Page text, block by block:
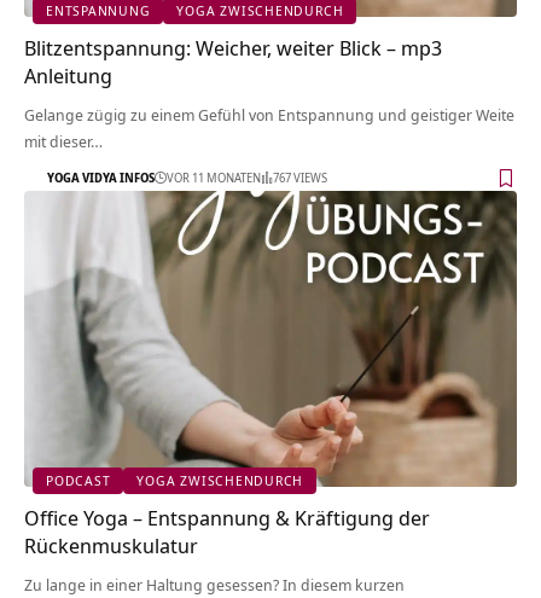
ENTSPANNUNG YOGA ZWISCHENDURCH
Blitzentspannung: Weicher, weiter Blick – mp3
Anleitung
Gelange zügig zu einem Gefühl von Entspannung und geistiger Weite
mit dieser…
YOGA VIDYA INFOS VOR 11 MONATEN 767 VIEWS
PODCAST YOGA ZWISCHENDURCH
Office Yoga – Entspannung & Kräftigung der
Rückenmuskulatur
Zu lange in einer Haltung gesessen? In diesem kurzen